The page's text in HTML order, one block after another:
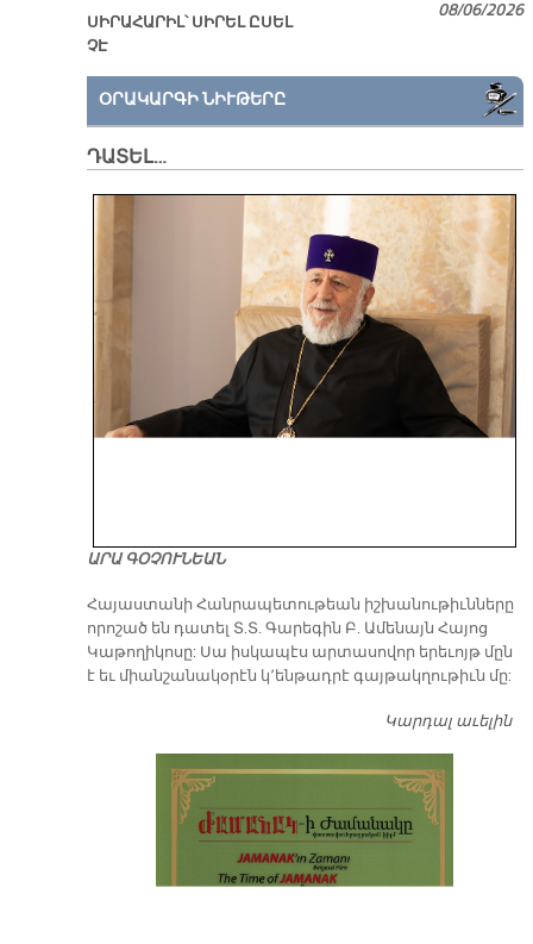
ՍԻՐԱՀԱՐԻԼ՝ ՍԻՐԵԼ ԸՍԵԼ
ՉԷ
08/06/2026
ՕՐԱԿԱՐԳԻ ՆԻՒԹԵՐԸ
ԴԱՏԵԼ…
ԱՐԱ ԳՕՉՈՒՆԵԱՆ
​Հայաստանի Հանրապետութեան իշխանութիւնները
որոշած են դատել Տ.Տ. Գարեգին Բ. Ամենայն Հայոց
Կաթողիկոսը: Սա իսկապէս արտասովոր երեւոյթ մըն
է եւ միանշանակօրէն կ՚ենթադրէ գայթակղութիւն մը:
Կարդալ աւելին